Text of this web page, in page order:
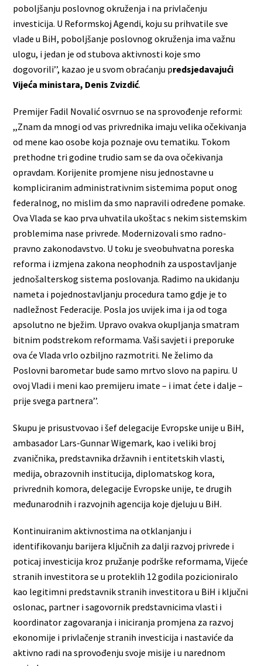
poboljšanju poslovnog okruženja i na privlačenju
investicija. U Reformskoj Agendi, koju su prihvatile sve
vlade u BiH, poboljšanje poslovnog okruženja ima važnu
ulogu, i jedan je od stubova aktivnosti koje smo
dogovorili’’, kazao je u svom obraćanju predsjedavajući
Vijeća ministara, Denis Zvizdić.
Premijer Fadil Novalić osvrnuo se na sprovođenje reformi:
,,Znam da mnogi od vas privrednika imaju velika očekivanja
od mene kao osobe koja poznaje ovu tematiku. Tokom
prethodne tri godine trudio sam se da ova očekivanja
opravdam. Korijenite promjene nisu jednostavne u
kompliciranim administrativnim sistemima poput onog
federalnog, no mislim da smo napravili određene pomake.
Ova Vlada se kao prva uhvatila ukoštac s nekim sistemskim
problemima nase privrede. Modernizovali smo radno-
pravno zakonodavstvo. U toku je sveobuhvatna poreska
reforma i izmjena zakona neophodnih za uspostavljanje
jednošalterskog sistema poslovanja. Radimo na ukidanju
nameta i pojednostavljanju procedura tamo gdje je to
nadležnost Federacije. Posla jos uvijek ima i ja od toga
apsolutno ne bježim. Upravo ovakva okupljanja smatram
bitnim podstrekom reformama. Vaši savjeti i preporuke
ova će Vlada vrlo ozbiljno razmotriti. Ne želimo da
Poslovni barometar bude samo mrtvo slovo na papiru. U
ovoj Vladi i meni kao premijeru imate – i imat ćete i dalje –
prije svega partnera’’.
Skupu je prisustvovao i šef delegacije Evropske unije u BiH,
ambasador Lars-Gunnar Wigemark, kao i veliki broj
zvaničnika, predstavnika državnih i entitetskih vlasti,
medija, obrazovnih institucija, diplomatskog kora,
privrednih komora, delegacije Evropske unije, te drugih
međunarodnih i razvojnih agencija koje djeluju u BiH.
Kontinuiranim aktivnostima na otklanjanju i
identifikovanju barijera ključnih za dalji razvoj privrede i
poticaj investicija kroz pružanje podrške reformama, Vijeće
stranih investitora se u proteklih 12 godila pozicioniralo
kao legitimni predstavnik stranih investitora u BiH i ključni
oslonac, partner i sagovornik predstavnicima vlasti i
koordinator zagovaranja i iniciranja promjena za razvoj
ekonomije i privlačenje stranih investicija i nastaviće da
aktivno radi na sprovođenju svoje misije i u narednom